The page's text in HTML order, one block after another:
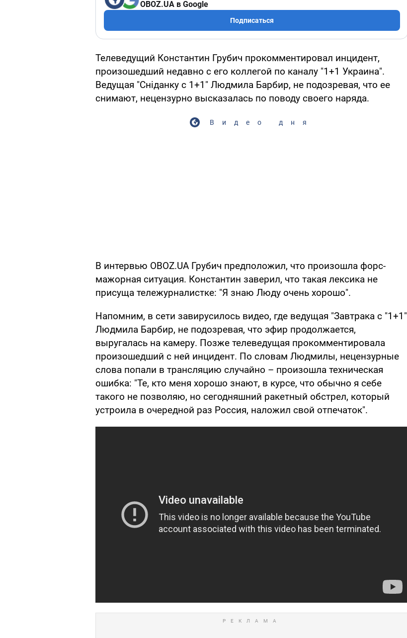
OBOZ.UA в Google
Подписаться
Телеведущий Константин Грубич прокомментировал инцидент,
произошедший недавно с его коллегой по каналу "1+1 Украина".
Ведущая "Сніданку с 1+1" Людмила Барбир, не подозревая, что ее
снимают, нецензурно высказалась по поводу своего наряда.
Видео дня
В интервью OBOZ.UA Грубич предположил, что произошла форс-
мажорная ситуация. Константин заверил, что такая лексика не
присуща тележурналистке: "Я знаю Люду очень хорошо".
Напомним, в сети завирусилось видео, где ведущая "Завтрака с "1+1"
Людмила Барбир, не подозревая, что эфир продолжается,
выругалась на камеру. Позже телеведущая прокомментировала
произошедший с ней инцидент. По словам Людмилы, нецензурные
слова попали в трансляцию случайно – произошла техническая
ошибка: "Те, кто меня хорошо знают, в курсе, что обычно я себе
такого не позволяю, но сегодняшний ракетный обстрел, который
устроила в очередной раз Россия, наложил свой отпечаток".